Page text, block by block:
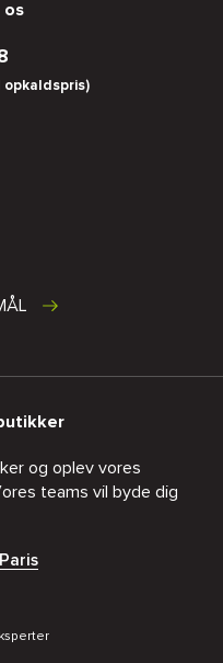
os
opkaldspris)
og oplev vores
teams vil byde dig
Paris